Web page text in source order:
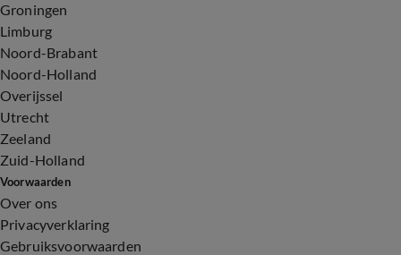
Groningen
Limburg
Noord-Brabant
Noord-Holland
Overijssel
Utrecht
Zeeland
Zuid-Holland
Voorwaarden
Over ons
Privacyverklaring
Gebruiksvoorwaarden